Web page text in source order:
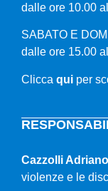
dalle ore 10.00
SABATO E
dalle ore 15.00
Clicca qui per
Cazzolli
violenze e le